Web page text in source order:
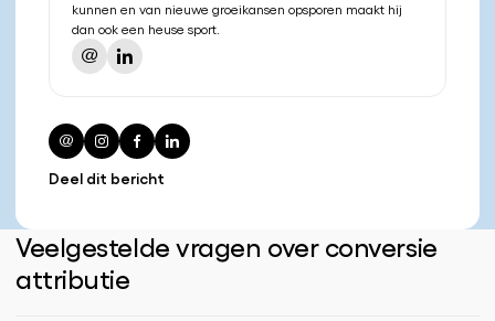
Deel dit bericht
kunnen en van nieuwe groeikansen opsporen maakt hij
dan ook een heuse sport.
Veelgestelde vragen over conversie
attributie